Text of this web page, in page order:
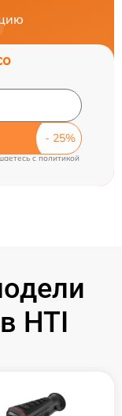
cполитикой
HTI